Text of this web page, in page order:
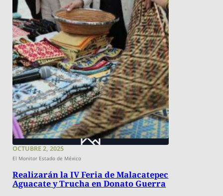
OCTUBRE 2, 2025
El Monitor Estado de México
Realizarán la IV Feria de Malacatepec
Aguacate y Trucha en Donato Guerra